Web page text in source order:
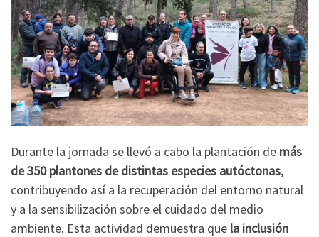
Durante la jornada se llevó a cabo la plantación de más
de 350 plantones de distintas especies autóctonas,
contribuyendo así a la recuperación del entorno natural
y a la sensibilización sobre el cuidado del medio
ambiente. Esta actividad demuestra que la inclusión